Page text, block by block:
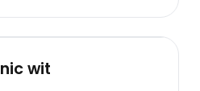
je verschillende
kunt
wit